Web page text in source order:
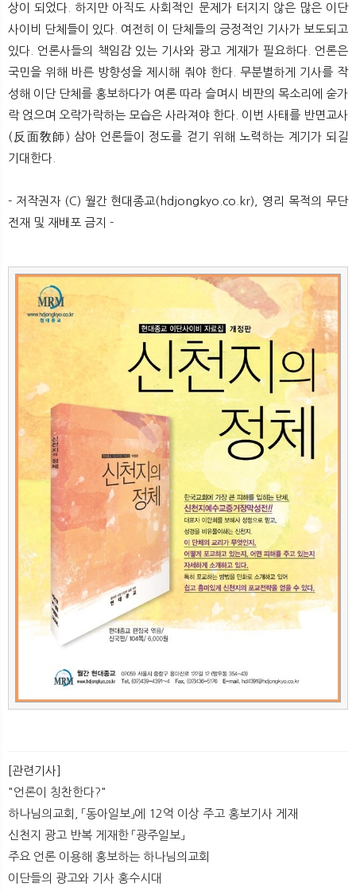
상이 되었다. 하지만 아직도 사회적인 문제가 터지지 않은 많은 이단
사이비 단체들이 있다. 여전히 이 단체들의 긍정적인 기사가 보도되고
있다. 언론사들의 책임감 있는 기사와 광고 게재가 필요하다. 언론은
국민을 위해 바른 방향성을 제시해 줘야 한다. 무분별하게 기사를 작
성해 이단 단체를 홍보하다가 여론 따라 슬며시 비판의 목소리에 숟가
락 얹으며 오락가락하는 모습은 사라져야 한다. 이번 사태를 반면교사
(反面敎師) 삼아 언론들이 정도를 걷기 위해 노력하는 계기가 되길
기대한다.​
- 저작권자 (C) 월간 현대종교(hdjongkyo.co.kr), 영리 목적의 무단
전재 및 재배포 금지 - ​
[관련기사]
"언론이 칭찬한다?"
하나님의교회, 「동아일보」에 12억 이상 주고 홍보기사 게재
신천지 광고 반복 게재한 「광주일보」
주요 언론 이용해 홍보하는 하나님의교회
이단들의 광고와 기사 홍수시대